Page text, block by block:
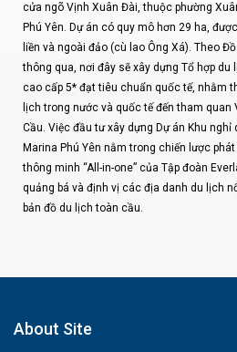
cửa ngõ Vịnh Xuân Đài, thuộc phường
Phú Yên. Dự án có quy mô hơn 29 ha,
liền và ngoài đảo (cù lao Ông Xá). Theo
thông qua, nơi đây sẽ xây dựng Tổ hợp
cao cấp 5* đạt tiêu chuẩn quốc tế, nhằm
lịch trong nước và quốc tế đến tham quan
Cầu. Việc đầu tư xây dựng Dự án Khu
Marina Phú Yên nằm trong chiến lược
thông minh “All-in-one” của Tập đoàn
quảng bá và định vị các địa danh du lịch
bản đồ du lịch toàn cầu.
About Site